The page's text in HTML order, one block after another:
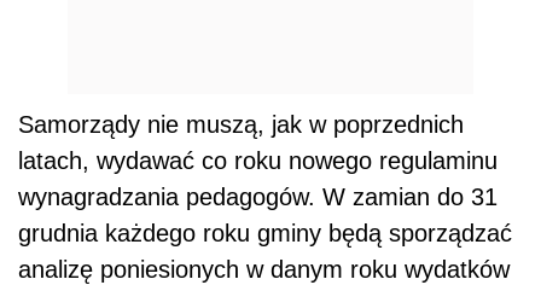
Samorządy nie muszą, jak w poprzednich
latach, wydawać co roku nowego regulaminu
wynagradzania pedagogów. W zamian do 31
grudnia każdego roku gminy będą sporządzać
analizę poniesionych w danym roku wydatków